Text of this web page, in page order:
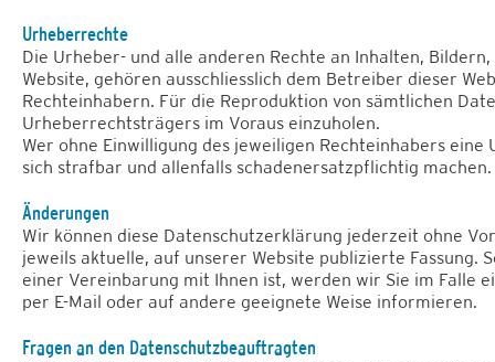
Urheberrechte
Die Urheber- und alle anderen Rechte an Inhalten,
Website, gehören ausschliesslich dem Betreiber dieser
Rechteinhabern. Für die Reproduktion von sämtlichen
Urheberrechtsträgers im Voraus einzuholen.
Wer ohne Einwilligung des jeweiligen Rechteinhabers
sich strafbar und allenfalls schadenersatzpflichtig machen.
Änderungen
Wir können diese Datenschutzerklärung jederzeit ohne
jeweils aktuelle, auf unserer Website publizierte Fassung.
einer Vereinbarung mit Ihnen ist, werden wir Sie im Falle
per E-Mail oder auf andere geeignete Weise informieren.
Fragen an den Datenschutzbeauftragten